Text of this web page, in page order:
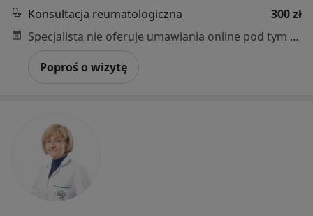
Konsultacja reumatologiczna
300 zł
Specjalista nie oferuje umawiania online pod tym adresem.
Poproś o wizytę